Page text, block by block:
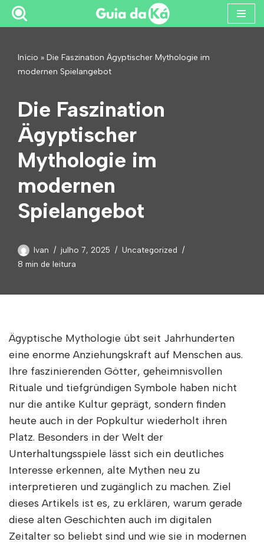
conteúdo
Início » Die Faszination Ägyptischer Mythologie im
modernen Spielangebot
Die Faszination
Ägyptischer
Mythologie im
modernen
Spielangebot
Ivan julho 7, 2025
Uncategorized
8 min de leitura
Ägyptische Mythologie übt seit Jahrhunderten
eine enorme Anziehungskraft auf Menschen aus.
Ihre faszinierenden Götter, geheimnisvollen
Rituale und tiefgründigen Symbole haben nicht
nur die antike Kultur geprägt, sondern finden
heute auch in der Popkultur wiederholt ihren
Platz. Besonders in der Welt der
Unterhaltungsspiele lässt sich ein deutliches
Interesse erkennen, alte Mythen neu zu
interpretieren und zugänglich zu machen. Ziel
dieses Artikels ist es, zu erklären, warum gerade
diese alten Geschichten auch im digitalen
Zeitalter so beliebt sind und wie sie in modernen